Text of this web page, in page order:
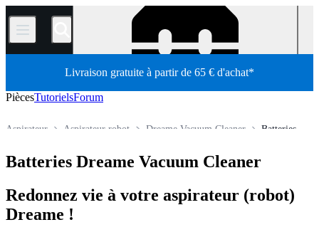
/
Livraison gratuite à partir de 65 € d'achat*
PiècesTutorielsForum
Batteries
Dreame Vacuum Cleaner
Aspirateur robot
Aspirateur
Batteries Dreame Vacuum Cleaner
Redonnez vie à votre aspirateur (robot)
Dreame !